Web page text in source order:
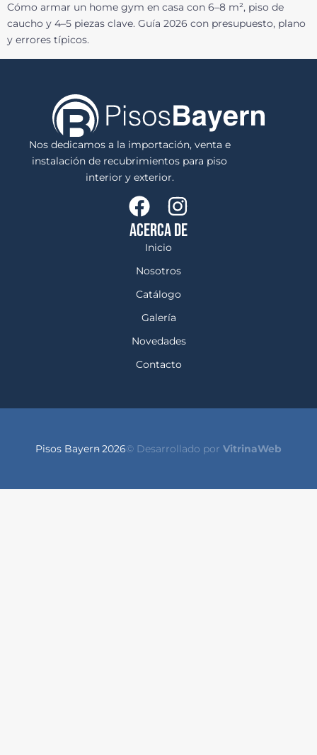
Cómo armar un home gym en casa con 6–8 m², piso de
caucho y 4–5 piezas clave. Guía 2026 con presupuesto, plano
y errores típicos.
Nos dedicamos a la importación, venta e
instalación de recubrimientos para piso
interior y exterior.
ACERCA DE
Inicio
Nosotros
Catálogo
Galería
Novedades
Contacto
Pisos Bayern- 2026© Desarrollado por VitrinaWeb